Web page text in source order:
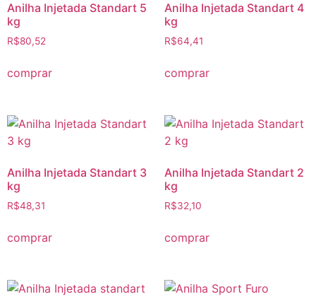
Anilha Injetada Standart 5
kg
R$80,52
comprar
Anilha Injetada Standart 4
kg
R$64,41
comprar
Anilha Injetada Standart 3
kg
R$48,31
comprar
Anilha Injetada Standart 2
kg
R$32,10
comprar